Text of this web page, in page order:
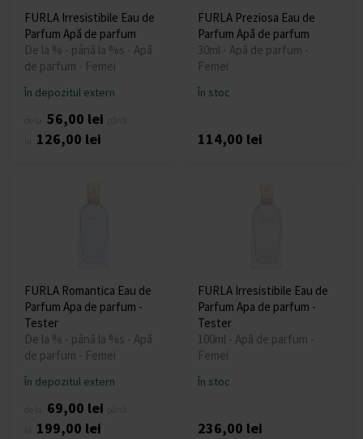
FURLA Irresistibile Eau de
Parfum Apă de parfum
De la % - până la %s - Apă
de parfum - Femei
În depozitul extern
56,00 lei
126,00 lei
FURLA Preziosa Eau de
Parfum Apă de parfum
30ml - Apă de parfum -
Femei
În stoc
114,00 lei
FURLA Romantica Eau de
Parfum Apa de parfum -
Tester
De la % - până la %s - Apă
de parfum - Femei
În depozitul extern
69,00 lei
199,00 lei
FURLA Irresistibile Eau de
Parfum Apa de parfum -
Tester
100ml - Apă de parfum -
Femei
În stoc
236,00 lei